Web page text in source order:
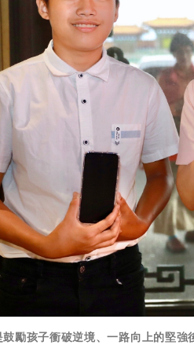
勵孩子衝破逆境、一路向上的堅強